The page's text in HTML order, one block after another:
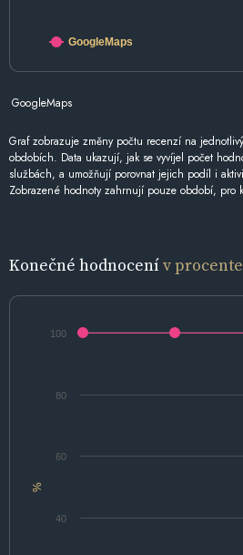
GoogleMaps
GoogleMaps
Graf zobrazuje změny počtu recenzí na
obdobích. Data ukazují, jak se vyvíjel počet
službách, a umožňují porovnat jejich podíl i
Zobrazené hodnoty zahrnují pouze období, pro
Konečné hodnocenív
%
40
60
80
100